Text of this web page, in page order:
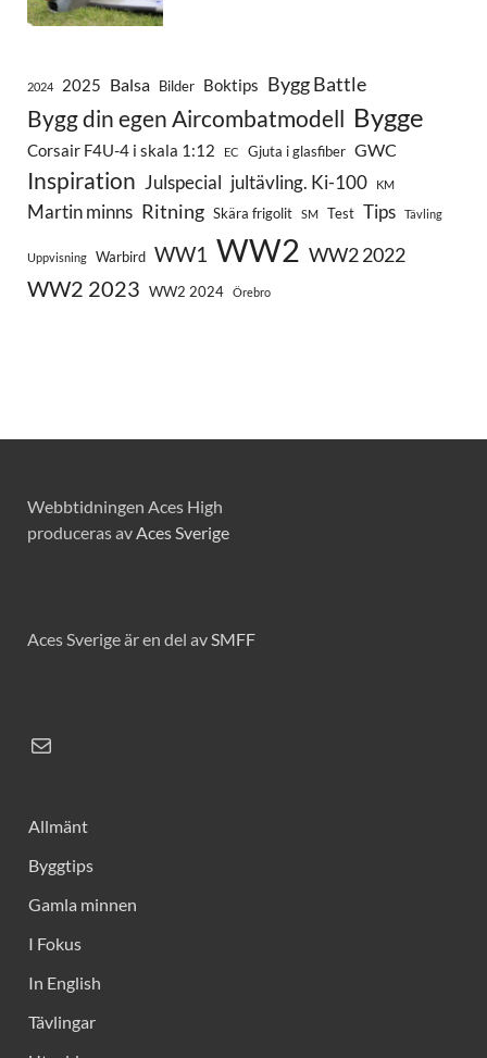
2024 2025 Balsa Bilder Boktips Bygg Battle
Bygg din egen Aircombatmodell Bygge
Corsair F4U-4 i skala 1:12 EC Gjuta i glasfiber GWC
Inspiration Julspecial jultävling. Ki-100 KM
Martin minns Ritning Skära frigolit SM Test Tips Tävling
Uppvisning Warbird WW1 WW2 WW2 2022
WW2 2023 WW2 2024 Örebro
Webbtidningen Aces High
produceras avAces Sverige
Aces Sverige är en del avSMFF
Allmänt
Byggtips
Gamla minnen
I Fokus
In English
Tävlingar